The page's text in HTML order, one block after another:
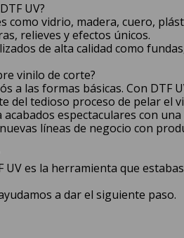
UV?
como vidrio, madera, cuero,
relieves y efectos únicos.
de alta calidad como
vinilo de corte?
a las formas básicas. Con
del tedioso proceso de pelar el
espectaculares con
líneas de negocio con
UV es la herramienta que
a dar el siguiente paso.